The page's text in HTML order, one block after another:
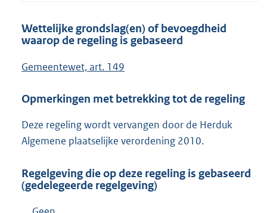
Wettelijke grondslag(en) of bevoegdheid
waarop de regeling is gebaseerd
Gemeentewet, art. 149
Opmerkingen met betrekking tot de regeling
Deze regeling wordt vervangen door de Herduk
Algemene plaatselijke verordening 2010.
Regelgeving die op deze regeling is gebaseerd
(gedelegeerde regelgeving)